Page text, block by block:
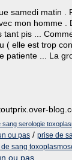
samedi matin .
mon homme .
tant pis ...
( elle est trop
patiente ... La
sang serologie
ou pas / prise de
sang
ou pas